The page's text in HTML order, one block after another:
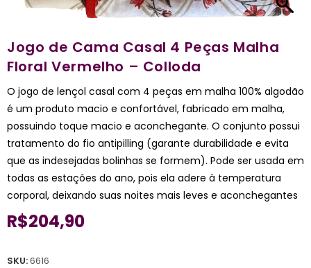
Jogo de Cama Casal 4 Peças Malha
Floral Vermelho – Colloda
O jogo de lençol casal com 4 peças em malha 100% algodão
é um produto macio e confortável, fabricado em malha,
possuindo toque macio e aconchegante. O conjunto possui
tratamento do fio antipilling (garante durabilidade e evita
que as indesejadas bolinhas se formem). Pode ser usada em
todas as estações do ano, pois ela adere à temperatura
corporal, deixando suas noites mais leves e aconchegantes
R$204,90
SKU:6616